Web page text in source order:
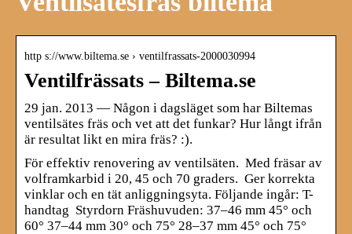
http s://www.biltema.se › ventilfrassats-2000030994
Ventilfrässats – Biltema.se
29 jan. 2013 — Någon i dagsläget som har Biltemas
ventilsätes fräs och vet att det funkar? Hur långt ifrån
är resultat likt en mira fräs? :).
För effektiv renovering av ventilsäten. Med fräsar av
volframkarbid i 20, 45 och 70 graders. Ger korrekta
vinklar och en tät anliggningsyta. Följande ingår: T-
handtag Styrdorn Fräshuvuden: 37–46 mm 45° och
60° 37–44 mm 30° och 75° 28–37 mm 45° och 75°